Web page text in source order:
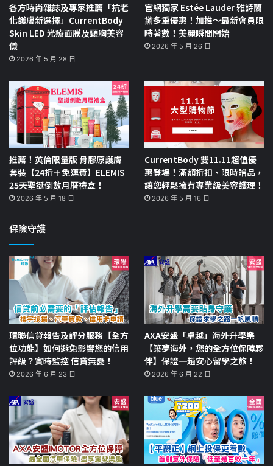
各方時尚雜誌及專家推薦「抗老
化護膚新選擇」CurrentBody
Skin LED 光療面膜及頸胸美容
儀
2026 年 5 月 28 日
官網獨家 Estée Lauder 雅詩蘭
黛多重優惠！加推～最新會員限
時著數！美麗瞬間開始
2026 年 5 月 26 日
推薦！英倫限量版 骨膠原護膚
套裝【24折＋免運費】ELEMIS
25天聖誕倒數月曆禮盒！
2026 年 5 月 18 日
CurrentBody 雙11.11超值優
惠登場！滿額折扣、限時贈品，
讓您輕鬆擁有專業級美容護理！
2026 年 5 月 16 日
保險守護
環聯信貸報告及評分服務【全方
位功能】如何避免影響您的信用
評級？實時監控 信貸無憂！
2026 年 6 月 23 日
AXA安盛「卓越」海外升學樂
【築夢海外，您的全方位保障夥
伴】保證一趟安心留學之旅！
2026 年 6 月 22 日